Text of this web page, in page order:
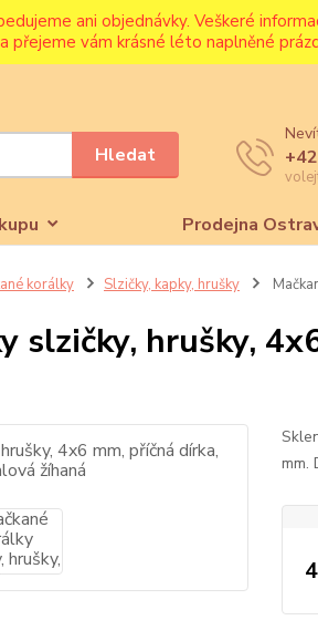
ani objednávky. Veškeré
vám krásné léto naplněné
Prodejna
Hledat
korálky Slzičky, kapky, hrušky
slzičky, hrušky,
mm.